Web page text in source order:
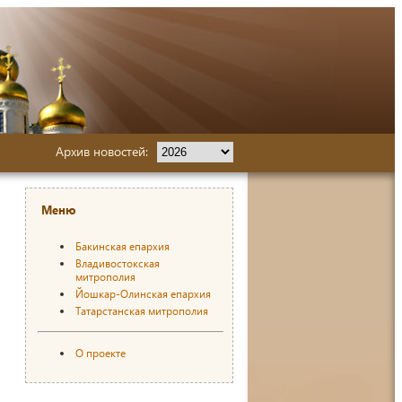
Архив новостей:
Меню
Бакинская епархия
Владивостокская
митрополия
Йошкар-Олинская епархия
Татарстанская митрополия
О проекте